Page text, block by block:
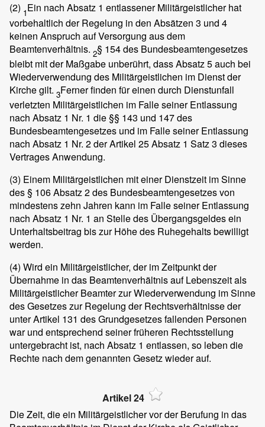
(2) 1Ein nach Absatz 1 entlassener Militärgeistlicher hat
vorbehaltlich der Regelung in den Absätzen 3 und 4
keinen Anspruch auf Versorgung aus dem
Beamtenverhältnis. 2§ 154 des Bundesbeamtengesetzes
bleibt mit der Maßgabe unberührt, dass Absatz 5 auch bei
Wiederverwendung des Militärgeistlichen im Dienst der
Kirche gilt. 3Ferner finden für einen durch Dienstunfall
verletzten Militärgeistlichen im Falle seiner Entlassung
nach Absatz 1 Nr. 1 die §§ 143 und 147 des
Bundesbeamtengesetzes und im Falle seiner Entlassung
nach Absatz 1 Nr. 2 der Artikel 25 Absatz 1 Satz 3 dieses
Vertrages Anwendung.
(3) Einem Militärgeistlichen mit einer Dienstzeit im Sinne
des § 106 Absatz 2 des Bundesbeamtengesetzes von
mindestens zehn Jahren kann im Falle seiner Entlassung
nach Absatz 1 Nr. 1 an Stelle des Übergangsgeldes ein
Unterhaltsbeitrag bis zur Höhe des Ruhegehalts bewilligt
werden.
(4) Wird ein Militärgeistlicher, der im Zeitpunkt der
Übernahme in das Beamtenverhältnis auf Lebenszeit als
Militärgeistlicher Beamter zur Wiederverwendung im Sinne
des Gesetzes zur Regelung der Rechtsverhältnisse der
unter Artikel 131 des Grundgesetzes fallenden Personen
war und entsprechend seiner früheren Rechtsstellung
untergebracht ist, nach Absatz 1 entlassen, so leben die
Rechte nach dem genannten Gesetz wieder auf.
Artikel 24
Die Zeit, die ein Militärgeistlicher vor der Berufung in das